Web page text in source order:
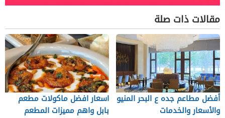
مقالات ذات صلة
أفضل مطاعم جده ع البحر المنيو
والأسعار والخدمات
اسعار افضل ماكولات مطعم
بابل واهم مميزات المطعم